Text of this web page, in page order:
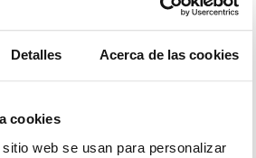
Detalles Acerca de las cookies
cookies
web se usan para personalizar
de la participación
decisión.
de Gurea Geroa y accede a la
y desigualdades.